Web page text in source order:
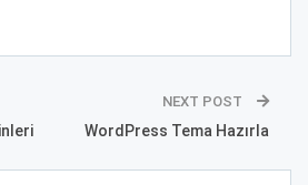
NEXT POST
WordPress Tema Hazırla